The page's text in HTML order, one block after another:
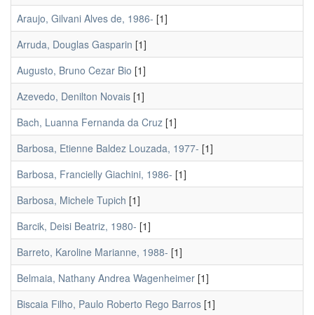
Araujo, Gilvani Alves de, 1986- [1]
Arruda, Douglas Gasparin [1]
Augusto, Bruno Cezar Bio [1]
Azevedo, Denilton Novais [1]
Bach, Luanna Fernanda da Cruz [1]
Barbosa, Etienne Baldez Louzada, 1977- [1]
Barbosa, Francielly Giachini, 1986- [1]
Barbosa, Michele Tupich [1]
Barcik, Deisi Beatriz, 1980- [1]
Barreto, Karoline Marianne, 1988- [1]
Belmaia, Nathany Andrea Wagenheimer [1]
Biscaia Filho, Paulo Roberto Rego Barros [1]